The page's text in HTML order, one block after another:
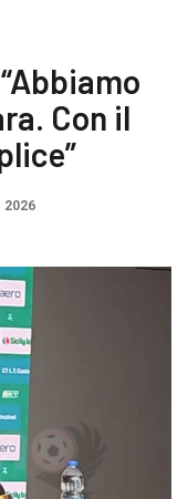
Con il